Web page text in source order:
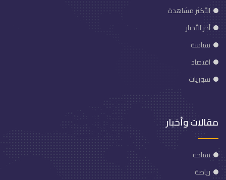
الأكثر مشاهدة
آخر الأخبار
سياسة
اقتصاد
سوريات
مقالات وأخبار
سياحة
رياضة